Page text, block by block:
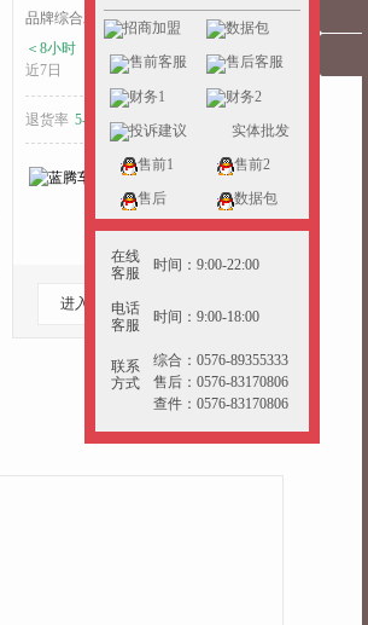
品牌综合发货耗时：
＜8小时
近7日
近15日
近30日
退货率 5-10%
进入档口
招商加盟 数据包
售前客服 售后客服
财务1 财务2
投诉建议 实体批发
售前1 售前2
售后 数据包
在线
客服
时间：9:00-22:00
电话
客服
时间：9:00-18:00
联系
方式
综合：0576-89355333
售后：0576-83170806
查件：0576-83170806